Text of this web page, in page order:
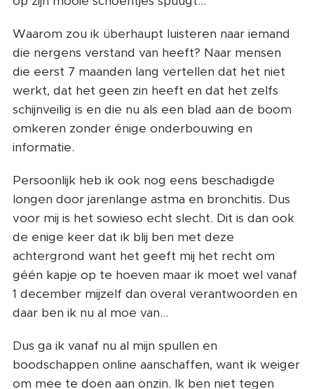
Waarom zou ik überhaupt luisteren naar iemand
die nergens verstand van heeft? Naar mensen
die eerst 7 maanden lang vertellen dat het niet
werkt, dat het geen zin heeft en dat het zelfs
schijnveilig is en die nu als een blad aan de boom
omkeren zonder énige onderbouwing en
informatie.
Persoonlijk heb ik ook nog eens beschadigde
longen door jarenlange astma en bronchitis. Dus
voor mij is het sowieso echt slecht. Dit is dan ook
de enige keer dat ik blij ben met deze
achtergrond want het geeft mij het recht om
géén kapje op te hoeven maar ik moet wel vanaf
1 december mijzelf dan overal verantwoorden en
daar ben ik nu al moe van...
Dus ga ik vanaf nu al mijn spullen en
boodschappen online aanschaffen, want ik weiger
om mee te doen aan onzin. Ik ben niet tegen